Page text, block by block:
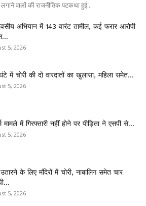
वालों की राजनीतिक पटकथा हुई...
अभियान में 143 वारंट तामील, कई फरार आरोपी
5, 2026
में चोरी की दो वारदातों का खुलासा, महिला समेत...
5, 2026
मामले में गिरफ्तारी नहीं होने पर पीड़िता ने एसपी से...
5, 2026
के लिए मंदिरों में चोरी, नाबालिग समेत चार
5, 2026